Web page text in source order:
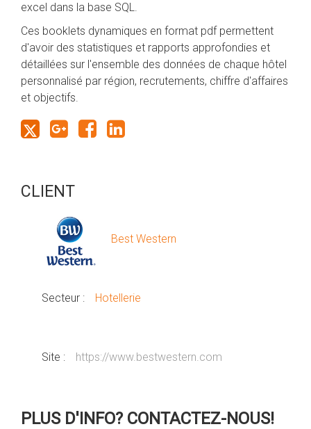
excel dans la base SQL.
Ces booklets dynamiques en format pdf permettent
d'avoir des statistiques et rapports approfondies et
détaillées sur l'ensemble des données de chaque hôtel
personnalisé par région, recrutements, chiffre d'affaires
et objectifs.
CLIENT
Best Western
Secteur : Hotellerie
Site : https://www.bestwestern.com
PLUS D'INFO? CONTACTEZ-NOUS!